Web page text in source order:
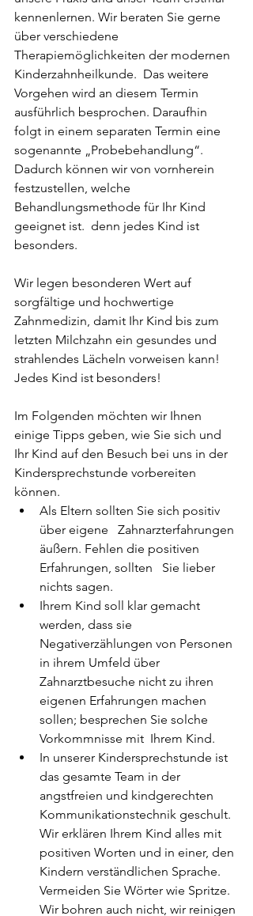
kennenlernen. Wir beraten Sie gerne
über verschiedene
Therapiemöglichkeiten der modernen
Kinderzahnheilkunde.  Das weitere
Vorgehen wird an diesem Termin
ausführlich besprochen. Daraufhin
folgt in einem separaten Termin eine
sogenannte „Probebehandlung“.
Dadurch können wir von vornherein
festzustellen, welche
Behandlungsmethode für Ihr Kind
geeignet ist.  denn jedes Kind ist
besonders.
Wir legen besonderen Wert auf
sorgfältige und hochwertige
Zahnmedizin, damit Ihr Kind bis zum
letzten Milchzahn ein gesundes und
strahlendes Lächeln vorweisen kann!
Jedes Kind ist besonders!
Im Folgenden möchten wir Ihnen
einige Tipps geben, wie Sie sich und
Ihr Kind auf den Besuch bei uns in der
Kindersprechstunde vorbereiten
können.
Als Eltern sollten Sie sich positiv
über eigene   Zahnarzterfahrungen
äußern. Fehlen die positiven
Erfahrungen, sollten   Sie lieber
nichts sagen.
Ihrem Kind soll klar gemacht
werden, dass sie
Negativerzählungen von Personen
in ihrem Umfeld über
Zahnarztbesuche nicht zu ihren
eigenen Erfahrungen machen
sollen; besprechen Sie solche
Vorkommnisse mit  Ihrem Kind.
In unserer Kindersprechstunde ist
das gesamte Team in der
angstfreien und kindgerechten
Kommunikationstechnik geschult.
Wir erklären Ihrem Kind alles mit
positiven Worten und in einer, den
Kindern verständlichen Sprache.
Vermeiden Sie Wörter wie Spritze.
Wir bohren auch nicht, wir reinigen